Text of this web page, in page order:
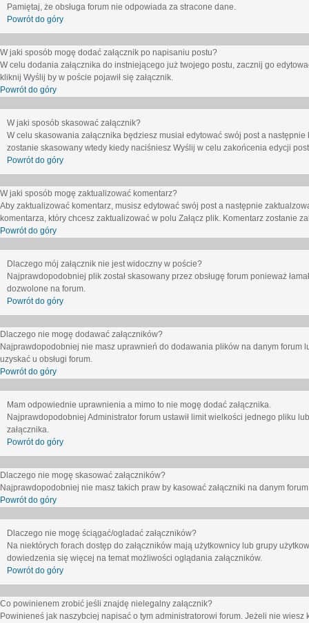
Pamiętaj, że obsługa forum nie odpowiada za stracone dane.
Powrót do góry
W jaki sposób mogę dodać załącznik po napisaniu postu?
W celu dodania załącznika do instniejącego już twojego postu, zacznij go
kliknij Wyślij by w poście pojawił się załącznik.
Powrót do góry
W jaki sposób skasować załącznik?
W celu skasowania załącznika będziesz musiał edytować swój post a
zostanie skasowany wtedy kiedy naciśniesz Wyślij w celu zakońcenia edycji
Powrót do góry
W jaki sposób mogę zaktualizować komentarz?
Aby zaktualizować komentarz, musisz edytować swój post a następnie
komentarza, który chcesz zaktualizować w polu Załącz plik. Komentarz zostanie
Powrót do góry
Dlaczego mój załącznik nie jest widoczny w poście?
Najprawdopodobniej plik został skasowany przez obsługę forum ponieważ
dozwolone na forum.
Powrót do góry
Dlaczego nie mogę dodawać załączników?
Najprawdopodobniej nie masz uprawnień do dodawania plików na danym forum
uzyskać u obsługi forum.
Powrót do góry
Mam odpowiednie uprawnienia a mimo to nie mogę dodać załącznika.
Najprawdopodobniej Administrator forum ustawił limit wielkości jednego pliku
załącznika.
Powrót do góry
Dlaczego nie mogę skasować załączników?
Najprawdopodobniej nie masz takich praw by kasować załączniki na danym
Powrót do góry
Dlaczego nie mogę ściągać/ogladać załączników?
Na niektórych forach dostęp do załączników mają użytkownicy lub grupy
dowiedzenia się więcej na temat możliwości oglądania załączników.
Powrót do góry
Co powinienem zrobić jeśli znajdę nielegalny załącznik?
Powinieneś jak naszybciej napisać o tym administratorowi forum. Jeżeli nie